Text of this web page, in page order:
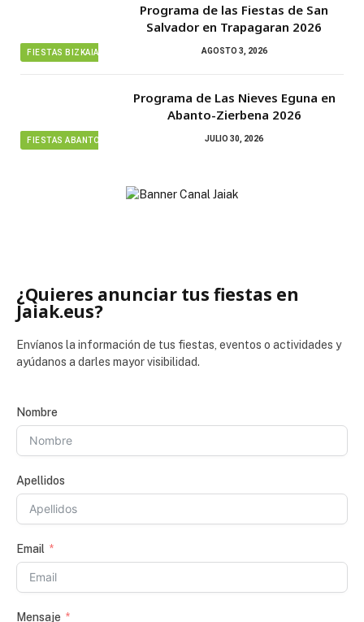
FIESTAS BIZKAIA
Programa de las Fiestas de San
Salvador en Trapagaran 2026
AGOSTO 3, 2026
FIESTAS ABANTO ZIERBENA
Programa de Las Nieves Eguna en
Abanto-Zierbena 2026
JULIO 30, 2026
¿Quieres anunciar tus fiestas en
Jaiak.eus?
Envíanos la información de tus fiestas, eventos o actividades y
ayúdanos a darles mayor visibilidad.
Nombre
Apellidos
Email
Mensaje